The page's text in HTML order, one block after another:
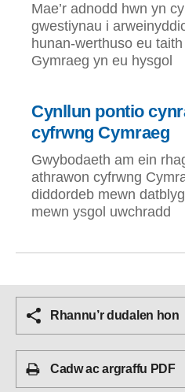
Mae’r adnodd hwn yn
gwestiynau i
hunan-werthuso eu taith
Gymraeg yn eu hysgol
Cynllun pontio
cyfrwng Cymraeg
Gwybodaeth am ein
athrawon cyfrwng
diddordeb mewn
mewn ysgol uwchradd
Rhannu’r dudalen hon
Cadw ac argraffu PDF